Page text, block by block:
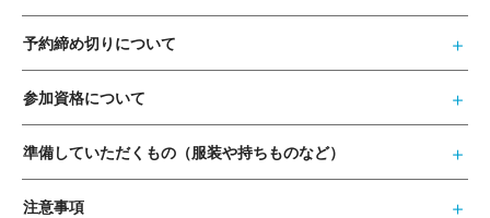
予約締め切りについて
参加資格について
準備していただくもの（服装や持ちものなど）
注意事項